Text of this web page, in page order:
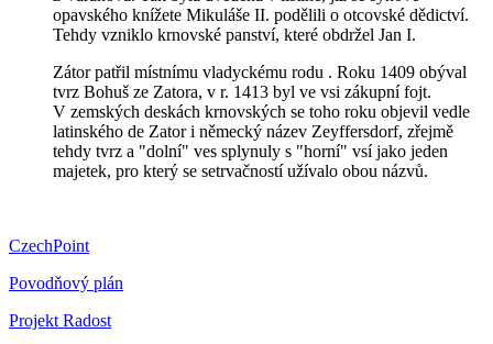
opavského knížete Mikuláše II. podělili o otcovské dědictví.
Tehdy vzniklo krnovské panství, které obdržel Jan I.
Zátor patřil místnímu vladyckému rodu . Roku 1409 obýval
tvrz Bohuš ze Zatora, v r. 1413 byl ve vsi zákupní fojt.
V zemských deskách krnovských se toho roku objevil vedle
latinského de Zator i německý název Zeyffersdorf, zřejmě
tehdy tvrz a "dolní" ves splynuly s "horní" vsí jako jeden
majetek, pro který se setrvačností užívalo obou názvů.
CzechPoint
Povodňový plán
Projekt Radost